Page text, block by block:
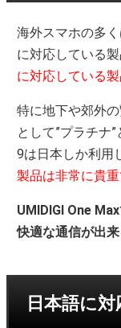
海外スマホの多
に対応している
に対応している
特に地下や郊外
として”プラチナ
9は日本しか利用
製品は非常に貴重
UMIDIGI One
快適な通信が出来
日本語に